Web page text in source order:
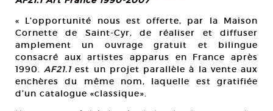
« L’opportunité nous est offerte, par la Maison
Cornette de Saint-Cyr, de réaliser et diffuser
amplement un ouvrage gratuit et bilingue
consacré aux artistes apparus en France après
1990.AF21.1 est un projet parallèle à la vente aux
enchères du même nom, laquelle est gratifiée
d’un catalogue «classique».